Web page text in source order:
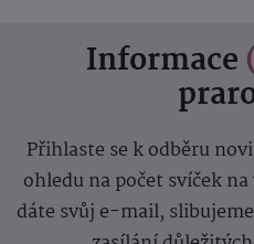
Informace
Přihlaste se k odběru
ohledu na počet svíček
dáte svůj e-mail,